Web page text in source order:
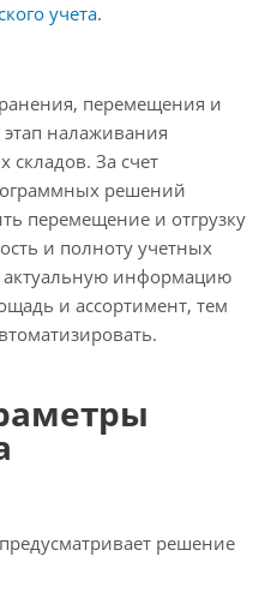
учета.
перемещения и
налаживания
За счет
решений
перемещение и отгрузку
и полноту учетных
актуальную информацию
и ассортимент, тем
решение